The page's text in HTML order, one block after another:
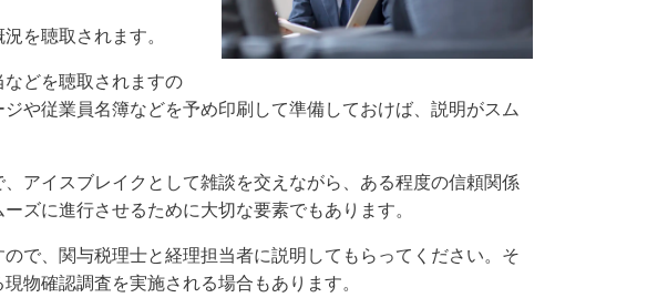
を聴取されます。
どを聴取されますの
や従業員名簿などを予め印刷して準備しておけば、説明がスム
アイスブレイクとして雑談を交えながら、ある程度の信頼関係
ズに進行させるために大切な要素でもあります。
で、関与税理士と経理担当者に説明してもらってください。そ
物確認調査を実施される場合もあります。